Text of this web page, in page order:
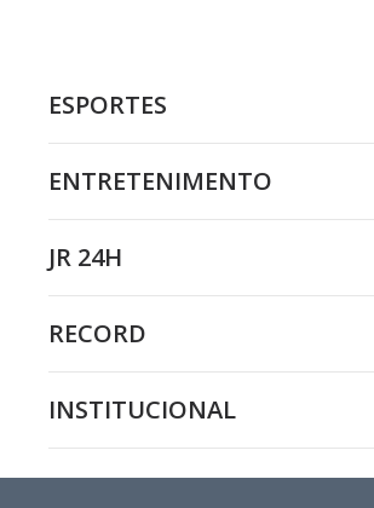
ESPORTES
ENTRETENIMENTO
JR 24H
RECORD
INSTITUCIONAL